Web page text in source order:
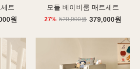
트
원
모듈 베이비룸 매트세트
27% 520,000원 379,000원